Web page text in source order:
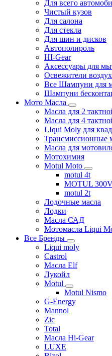
Для всего
Чистый кузов
Для салона
Для стекла
Для шин и дисков
Автополироль
HI-Gear
Аксессуары для
Освежители
Все Шампуни для
Шампуни
Мото Масла
Масла для 2
Масла для 4
LIqui Moly для
Трансмиссионные
Масла для
Мотохимия
Motul Moto
motul 4t
MOTUL
motul 2t
Лодочные масла
Лодки
Масла САД
Мотомасла Liqui
Все Бренды
Liqui moly
Castrol
Масла Elf
Лукойл
Motul
Motul Nismo
G-Energy
Mannol
Zic
Total
Масла Hi-Gear
LUXE